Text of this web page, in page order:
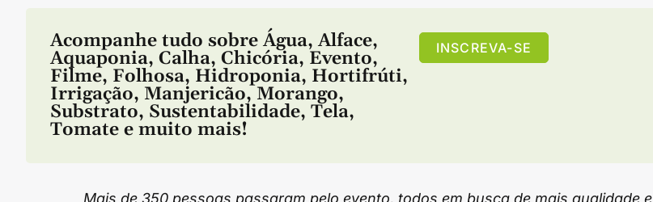
Acompanhe tudo sobre Água, Alface,
Aquaponia, Calha, Chicória, Evento,
Filme, Folhosa, Hidroponia, Hortifrúti,
Irrigação, Manjericão, Morango,
Substrato, Sustentabilidade, Tela,
Tomate e muito mais!
INSCREVA-SE
Mais de 350 pessoas passaram pelo evento, todos em busca de mais qualidade e